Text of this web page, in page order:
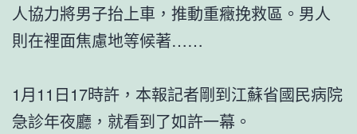
人協力將男子抬上車，推動重癥挽救區。男人
則在裡面焦慮地等候著……
1月11日17時許，本報記者剛到江蘇省國民病院
急診年夜廳，就看到了如許一幕。